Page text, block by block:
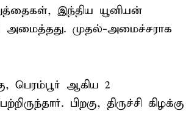
இந்திய யூனியன்
அமைத்தது. முதல்-அமைச்சராக
பெரம்பூர் ஆகிய 2
பிறகு, திருச்சி கிழக்கு